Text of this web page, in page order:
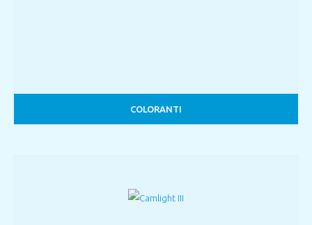
COLORANTI